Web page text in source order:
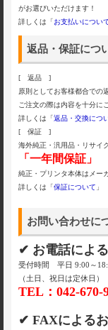
がお選びいただけます！
詳しくは「お支払いについ
返品・保証につ
[ 返品 ]
原則としてお客様都合での
ご注文の際は内容を十分に
詳しくは「返品・交換につ
[ 保証 ]
海外純正・汎用品・リサイ
「一年間保証」
純正・プリンタ本体はメー
詳しくは「保証について 」
お問い合わせに
✔ お電話によ
受付時間 平日 9:00～
（土日、祝日は定休日）
TEL：042-670-
✔ FAXによる